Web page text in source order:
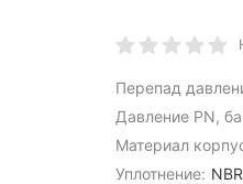
Перепад
Давление PN,
Материал
Уплотнение: NBR